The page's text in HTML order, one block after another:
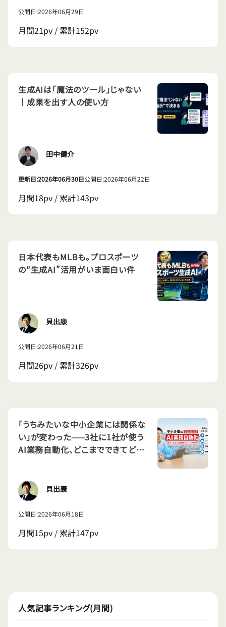
公開日:2026年06月29日
月間21pv / 累計152pv
生成AIは「魔法のツール」じゃない
｜成果を出す人の使い方
田中健介
更新日:2026年06月30日公開日:2026年06月22日
月間18pv / 累計143pv
日本代表もMLBも。プロスポーツ
の”生成AI”活用がいま面白い件
貝出康
公開日:2026年06月21日
月間26pv / 累計326pv
「うちみたいな中小企業には関係な
い」が変わった——3社に1社が使う
AI業務自動化、どこまでできてどこ
貝出康
公開日:2026年06月18日
月間15pv / 累計147pv
人気記事ランキング(月間)